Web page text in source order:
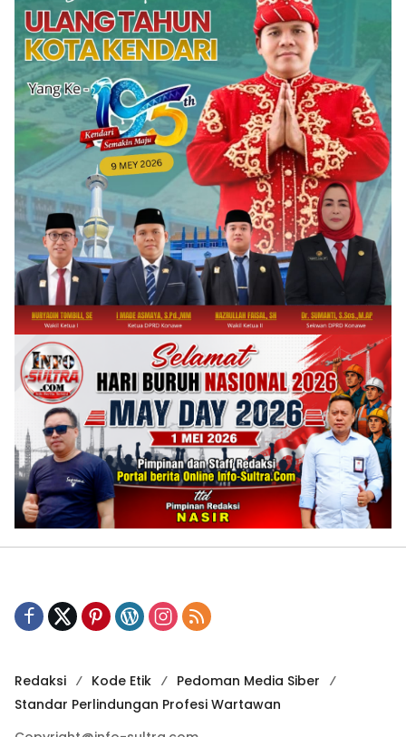
Redaksi Kode Etik
Pedoman Media Siber
Standar Perlindungan Profesi Wartawan